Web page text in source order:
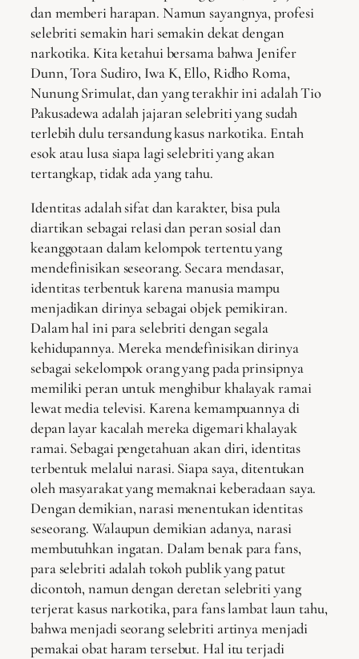
dan memberi harapan. Namun sayangnya, profesi
selebriti semakin hari semakin dekat dengan
narkotika. Kita ketahui bersama bahwa Jenifer
Dunn, Tora Sudiro, Iwa K, Ello, Ridho Roma,
Nunung Srimulat, dan yang terakhir ini adalah Tio
Pakusadewa adalah jajaran selebriti yang sudah
terlebih dulu tersandung kasus narkotika. Entah
esok atau lusa siapa lagi selebriti yang akan
tertangkap, tidak ada yang tahu.
Identitas adalah sifat dan karakter, bisa pula
diartikan sebagai relasi dan peran sosial dan
keanggotaan dalam kelompok tertentu yang
mendefinisikan seseorang. Secara mendasar,
identitas terbentuk karena manusia mampu
menjadikan dirinya sebagai objek pemikiran.
Dalam hal ini para selebriti dengan segala
kehidupannya. Mereka mendefinisikan dirinya
sebagai sekelompok orang yang pada prinsipnya
memiliki peran untuk menghibur khalayak ramai
lewat media televisi. Karena kemampuannya di
depan layar kacalah mereka digemari khalayak
ramai. Sebagai pengetahuan akan diri, identitas
terbentuk melalui narasi. Siapa saya, ditentukan
oleh masyarakat yang memaknai keberadaan saya.
Dengan demikian, narasi menentukan identitas
seseorang. Walaupun demikian adanya, narasi
membutuhkan ingatan. Dalam benak para fans,
para selebriti adalah tokoh publik yang patut
dicontoh, namun dengan deretan selebriti yang
terjerat kasus narkotika, para fans lambat laun tahu,
bahwa menjadi seorang selebriti artinya menjadi
pemakai obat haram tersebut. Hal itu terjadi